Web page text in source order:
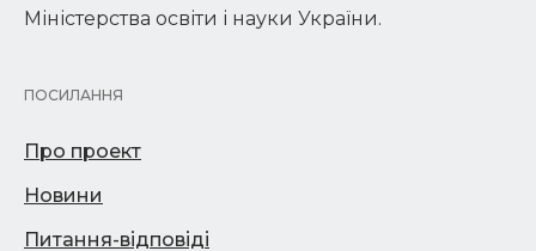
Міністерства освіти і науки України.
ПОСИЛАННЯ
Про проект
Новини
Питання-відповіді